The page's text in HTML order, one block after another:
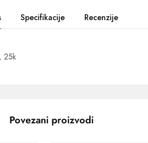
Specifikacije Recenzije
25k
Povezani proizvodi